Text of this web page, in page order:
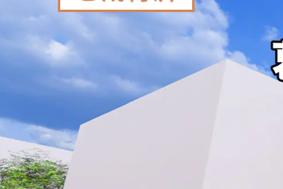
選ばれる理由
1. 本物を追求する
2. 本物の家
3. 一生涯のパートナー